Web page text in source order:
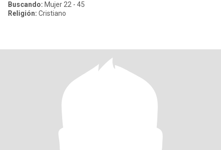
Buscando: Mujer 22 - 45
Religión: Cristiano